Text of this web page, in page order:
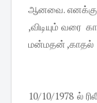
ஆனவை. எனக்கு
,விடியும் வரை
மன்மதன்
10/10/1978 ல்